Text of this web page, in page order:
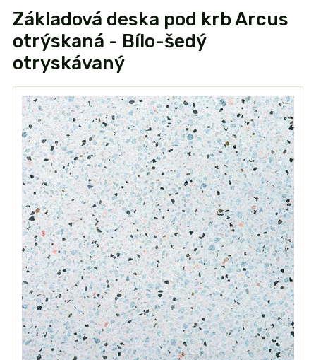
Základová deska pod krb Arcus
otrýskaná - Bílo-šedý
otryskávaný